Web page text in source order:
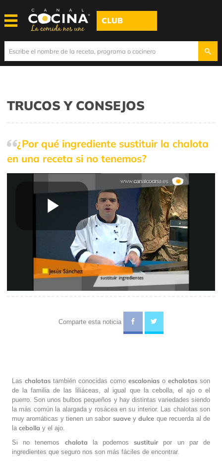
CLUB
TRUCOS Y CONSEJOS
¿Por qué ingrediente sustituir la chalota
en una receta si no tenemos?
Play
Video
Comparte esta noticia
Las chalotas también conocidas como escalonias o echalotas son
de la familia de las liliáceas, al igual que la cebolla, el ajo o el
puerro. Son unos bulbos pequeños y hay distintas variedades siendo
la más común la alargada y rosácea en su interior. Las chalotas son
muy aromáticas y tienen un sabor suaveydulce que recuerda al de
la cebolla y el ajo.
Si no tenemos chalota la podemossustituir por un par de
ingredientes que seguro nos son más fáciles de encontrar.